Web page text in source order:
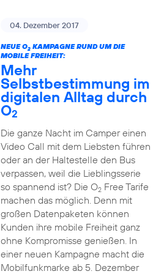
04. Dezember 2017
NEUE O2KAMPAGNE RUND UM DIE
MOBILE FREIHEIT:
Mehr
Selbstbestimmung im
digitalen Alltag durch
O2
Die ganze Nacht im Camper einen
Video Call mit dem Liebsten führen
oder an der Haltestelle den Bus
verpassen, weil die Lieblingsserie
so spannend ist? Die O2Free Tarife
machen das möglich. Denn mit
großen Datenpaketen können
Kunden ihre mobile Freiheit ganz
ohne Kompromisse genießen. In
einer neuen Kampagne macht die
Mobilfunkmarke ab 5. Dezember